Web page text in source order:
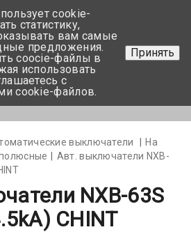
+375 17-350-99-56
+375 44-752-82-08
Задать вопрос
выключатели
На
Авт. выключатели NXB-
NXB-63S
CHINT
cookie-
статистику,
вам самые
предложения.
coocie-файлы в
использовать
с
cookie-файлов.
Принять